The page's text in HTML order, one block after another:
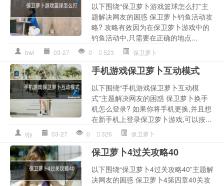
以下围绕“保卫萝卜游戏篮球怎么打”主
题解决网友的困惑 保卫萝卜钓鱼活动攻
略? 攻略有效因为在保卫萝卜游戏中的
钓鱼活动中,只需要在正确的地点...
bwl 03-27 0 523 保卫萝卜
手机游戏保卫萝卜互动模式
以下围绕“手机游戏保卫萝卜互动模
式”主题解决网友的困惑 保卫萝卜换手
机怎么登录? 如果你将手机更换,并且想
在新手机上登录保卫萝卜游戏,可以按...
sjy 03-27 0 326 保卫萝卜
保卫萝卜4过关攻略40
以下围绕“保卫萝卜4过关攻略40”主题解
决网友的困惑 保卫萝卜4第四章40关攻